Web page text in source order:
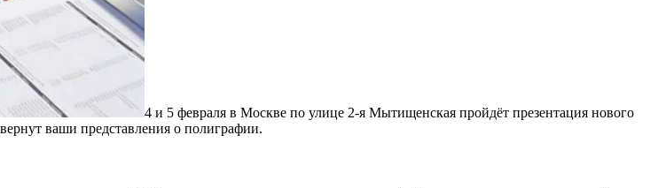
4 и 5 февраля в Москве по улице 2-я Мытищенская пройдёт презентация нового
ваши представления о полиграфии.